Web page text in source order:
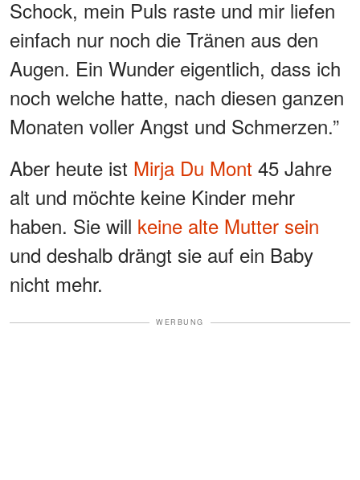
Schock, mein Puls raste und mir liefen
einfach nur noch die Tränen aus den
Augen. Ein Wunder eigentlich, dass ich
noch welche hatte, nach diesen ganzen
Monaten voller Angst und Schmerzen.”
Aber heute ist Mirja Du Mont 45 Jahre
alt und möchte keine Kinder mehr
haben. Sie will keine alte Mutter sein
und deshalb drängt sie auf ein Baby
nicht mehr.
WERBUNG